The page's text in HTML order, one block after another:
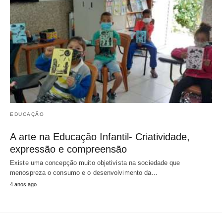
EDUCAÇÃO
A arte na Educação Infantil- Criatividade,
expressão e compreensão
Existe uma concepção muito objetivista na sociedade que
menospreza o consumo e o desenvolvimento da…
4 anos ago